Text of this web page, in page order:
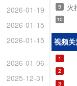
2026-01-19
2026-01-15
2026-01-15
2026-01-06
2025-12-31
火
视频